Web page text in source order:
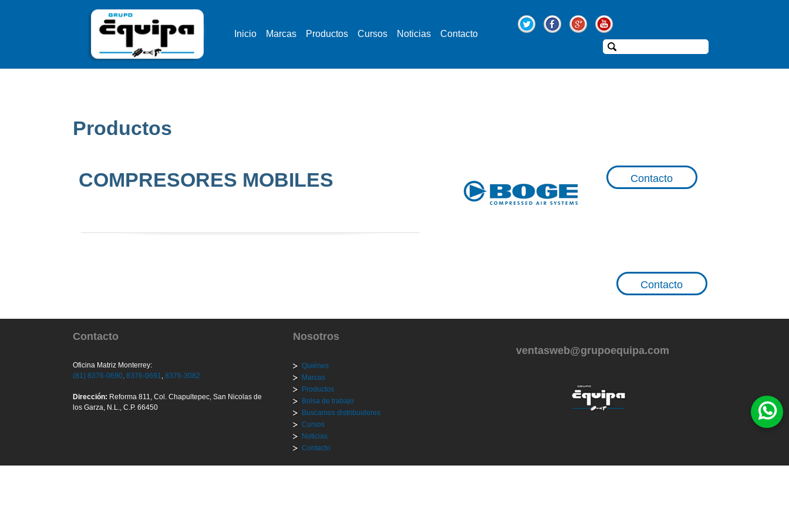
Inicio Marcas Productos Cursos Noticias Contacto
Productos
COMPRESORES MOBILES Contacto
Contacto
Contacto
Oficina Matriz Monterrey:
(81) 8376-0690 8376-0691 8376-3082
Dirección: Reforma 811, Col. Chapultepec, San Nicolas de
los Garza, N.L., C.P. 66450
Nosotros
Quiénes
Marcas
Productos
Bolsa de trabajo
Buscamos distribuidores
Cursos
Noticias
Contacto
ventasweb@grupoequipa.com